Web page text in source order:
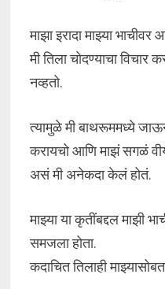
माझा इरादा माझ्या
मी तिला चोदण्याचा
नव्हतो.
त्यामुळे मी बाथरूममध्ये
करायचो आणि माझं सगळं
असं मी अनेकदा केलं होतं.
माझ्या या कृतींबद्दल माझी
समजला होता.
कदाचित तिलाही